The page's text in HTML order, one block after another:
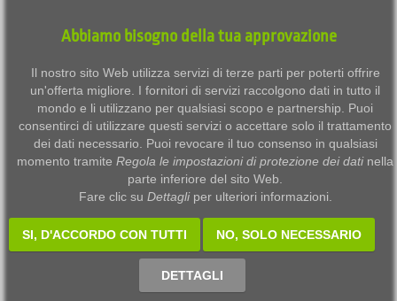
Abbiamo bisogno della tua approvazione
Il nostro sito Web utilizza servizi di terze parti per poterti offrire
un'offerta migliore. I fornitori di servizi raccolgono dati in tutto il
mondo e li utilizzano per qualsiasi scopo e partnership. Puoi
consentirci di utilizzare questi servizi o accettare solo il trattamento
dei dati necessario. Puoi revocare il tuo consenso in qualsiasi
momento tramite Regola le impostazioni di protezione dei datinella
parte inferiore del sito Web.
Fare clic su Dettagliper ulteriori informazioni.
SI, D'ACCORDO CON TUTTI NO, SOLO NECESSARIO
DETTAGLI